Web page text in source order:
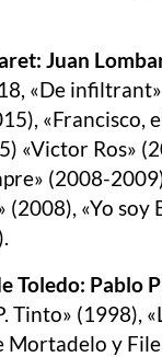
Juan
«De
«Francisco,
«Victor Ros»
(2008-
(2008), «Yo soy
Toledo: Pablo
Tinto» (1998),
Mortadelo y